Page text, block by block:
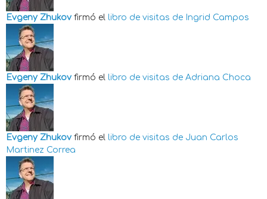
Evgeny Zhukov firmó el libro de visitas de Ingrid Campos
Evgeny Zhukov firmó el libro de visitas de Adriana Choca
Evgeny Zhukov firmó el libro de visitas de Juan Carlos
Martinez Correa